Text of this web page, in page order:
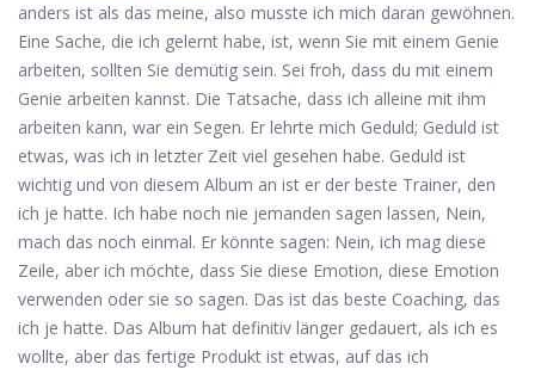
anders ist als das meine, also musste ich mich daran gewöhnen.
Eine Sache, die ich gelernt habe, ist, wenn Sie mit einem Genie
arbeiten, sollten Sie demütig sein. Sei froh, dass du mit einem
Genie arbeiten kannst. Die Tatsache, dass ich alleine mit ihm
arbeiten kann, war ein Segen. Er lehrte mich Geduld; Geduld ist
etwas, was ich in letzter Zeit viel gesehen habe. Geduld ist
wichtig und von diesem Album an ist er der beste Trainer, den
ich je hatte. Ich habe noch nie jemanden sagen lassen, Nein,
mach das noch einmal. Er könnte sagen: Nein, ich mag diese
Zeile, aber ich möchte, dass Sie diese Emotion, diese Emotion
verwenden oder sie so sagen. Das ist das beste Coaching, das
ich je hatte. Das Album hat definitiv länger gedauert, als ich es
wollte, aber das fertige Produkt ist etwas, auf das ich